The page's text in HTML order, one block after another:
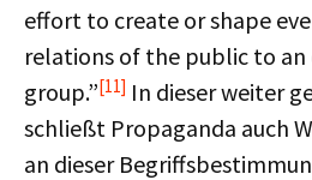
effort to create or shape
relations of the public to an
group.”[11] In dieser weiter
schließt Propaganda auch
an dieser